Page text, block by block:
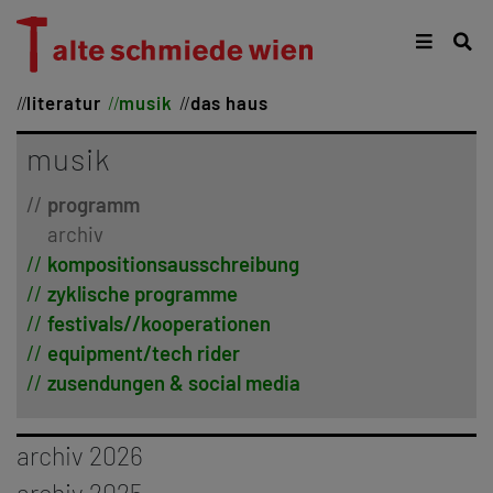
literatur musik das haus
musik
programm
archiv
kompositionsausschreibung
zyklische programme
festivals//kooperationen
equipment/tech rider
zusendungen & social media
archiv 2026